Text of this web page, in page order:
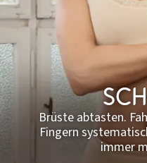
Brüste abtasten.
Fingern
immer